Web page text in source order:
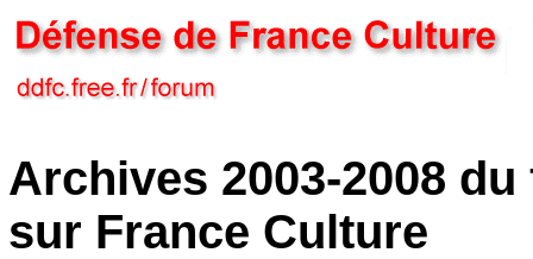
Archives 2003-2008
sur France Culture